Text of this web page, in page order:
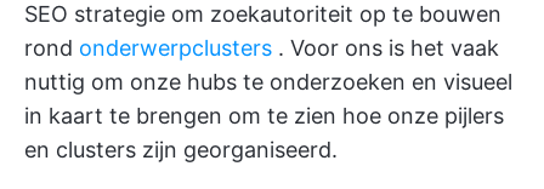
SEO strategie om zoekautoriteit op te bouwen
rond onderwerpclusters . Voor ons is het vaak
nuttig om onze hubs te onderzoeken en visueel
in kaart te brengen om te zien hoe onze pijlers
en clusters zijn georganiseerd.